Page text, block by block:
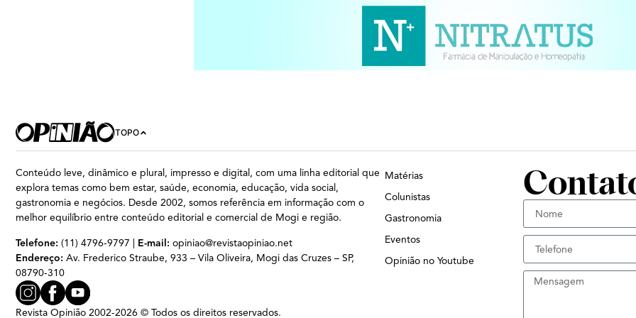
TOPO
Conteúdo leve, dinâmico e plural, impresso e digital, com uma linha editorial que
explora temas como bem estar, saúde, economia, educação, vida social,
gastronomia e negócios. Desde 2002, somos referência em informação com o
melhor equilíbrio entre conteúdo editorial e comercial de Mogi e região.
Telefone: (11) 4796-9797 | E-mail: opiniao@revistaopiniao.net
Endereço: Av. Frederico Straube, 933 – Vila Oliveira, Mogi das Cruzes – SP,
08790-310
Revista Opinião 2002-2026 © Todos os direitos reservados.
Matérias
Colunistas
Gastronomia
Eventos
Opinião no Youtube